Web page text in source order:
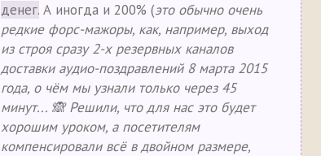
денег. А иногда и 200% (это обычно очень
редкие форс-мажоры, как, например, выход
из строя сразу 2-х резервных каналов
доставки аудио-поздравлений 8 марта 2015
года, о чём мы узнали только через 45
минут... 🙈 Решили, что для нас это будет
хорошим уроком, а посетителям
компенсировали всё в двойном размере,